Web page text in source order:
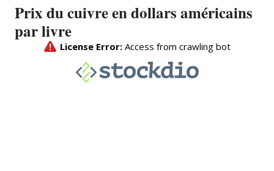
Prix du cuivre en dollars américains
par livre